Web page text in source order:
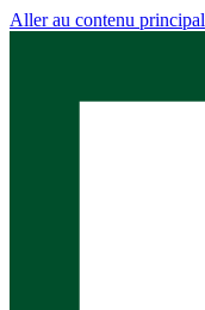
Aller au contenu principal